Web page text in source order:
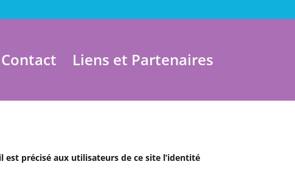
Contact Liens et Partenaires
est précisé aux utilisateurs de ce site l’identité